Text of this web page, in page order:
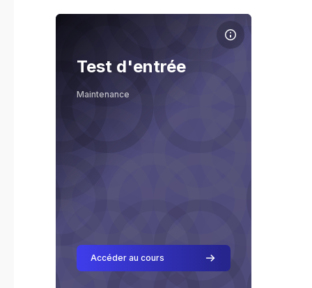
Enseignant
Image de cours Test d'entrée
Image de cours
Nom du cours
Test d'entrée
Maintenance
Accéder au cours